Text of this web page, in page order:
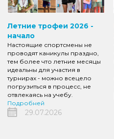
Летние трофеи 2026 -
начало
Настоящие спортсмены не
проводят каникулы праздно,
тем более что летние месяцы
идеальны для участия в
турнирах - можно всецело
погрузиться в процесс, не
отвлекаясь на учебу.
Подробней
29.07.2026